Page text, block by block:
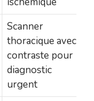
Scanner
thoracique avec
contraste pour
diagnostic
urgent